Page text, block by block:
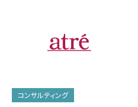
コンサルティング